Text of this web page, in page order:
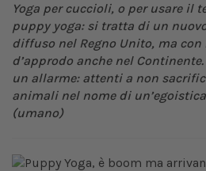
Yoga per cuccioli, o per usare il
puppy yoga: si tratta di un
diffuso nel Regno Unito, ma
d’approdo anche nel
un allarme: attenti a non
animali nel nome di
(umano)